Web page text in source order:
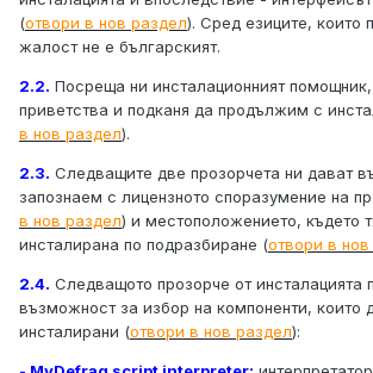
(отвори в нов раздел). Сред езиците, които
жалост не е българският.
2.2. Посреща ни инсталационният помощник,
приветства и подканя да продължим с
в нов раздел).
2.3. Следващите две прозорчета ни дават
запознаем с лицензното споразумение на
в нов раздел) и местоположението, където
инсталирана по подразбиране (отвори в
2.4. Следващото прозорче от инсталацията
възможност за избор на компоненти, които
инсталирани (отвори в нов раздел):